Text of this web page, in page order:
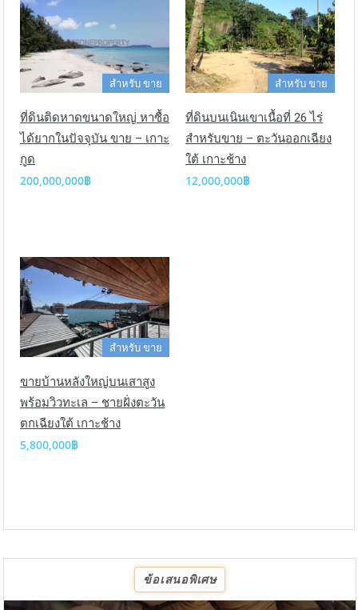
สำหรับ ขาย
ที่ดินติดหาดขนาดใหญ่ หาซื้อ
ได้ยากในปัจจุบัน ขาย – เกาะ
กูด
200,000,000฿
สำหรับ ขาย
ที่ดินบนเนินเขาเนื้อที่ 26 ไร่
สำหรับขาย – ตะวันออกเฉียง
ใต้ เกาะช้าง
12,000,000฿
สำหรับ ขาย
ขายบ้านหลังใหญ่บนเสาสูง
พร้อมวิวทะเล – ชายฝั่งตะวัน
ตกเฉียงใต้ เกาะช้าง
5,800,000฿
ข้อเสนอพิเศษ